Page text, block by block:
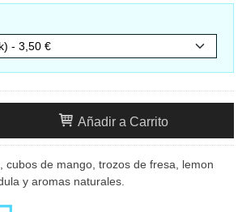
Añadir a Carrito
cubos de mango, trozos de fresa, lemon
y aromas naturales.